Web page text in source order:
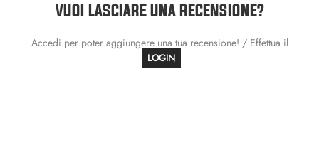
VUOI LASCIARE UNA RECENSIONE?
Accedi per poter aggiungere una tua recensione! / Effettua il
LOGIN